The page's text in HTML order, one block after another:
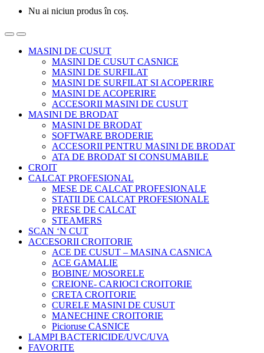
Nu ai niciun produs în coș.
MASINI DE CUSUT
MASINI DE CUSUT CASNICE
MASINI DE SURFILAT
MASINI DE SURFILAT SI ACOPERIRE
MASINI DE ACOPERIRE
ACCESORII MASINI DE CUSUT
MASINI DE BRODAT
MASINI DE BRODAT
SOFTWARE BRODERIE
ACCESORII PENTRU MASINI DE BRODAT
ATA DE BRODAT SI CONSUMABILE
CROIT
CALCAT PROFESIONAL
MESE DE CALCAT PROFESIONALE
STATII DE CALCAT PROFESIONALE
PRESE DE CALCAT
STEAMERS
SCAN ‘N CUT
ACCESORII CROITORIE
ACE DE CUSUT – MASINA CASNICA
ACE GAMALIE
BOBINE/ MOSORELE
CREIONE- CARIOCI CROITORIE
CRETA CROITORIE
CURELE MASINI DE CUSUT
MANECHINE CROITORIE
Picioruse CASNICE
LAMPI BACTERICIDE/UVC/UVA
FAVORITE